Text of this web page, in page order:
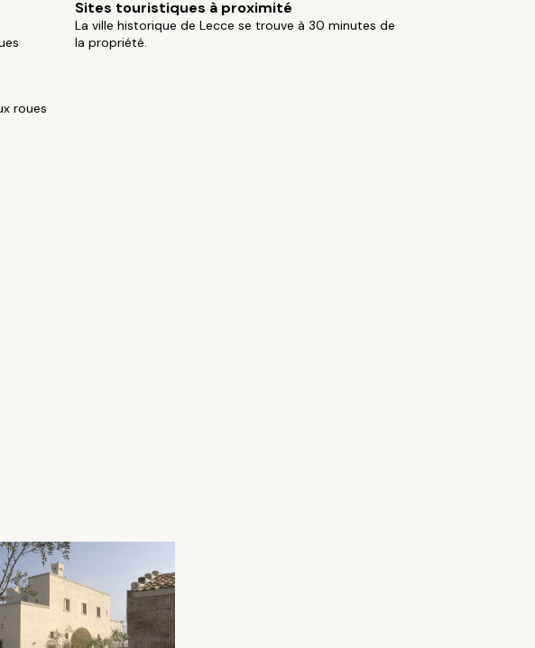
Sites touristiques à proximité
La ville historique de Lecce se trouve à 30 minutes de
la propriété.
roues